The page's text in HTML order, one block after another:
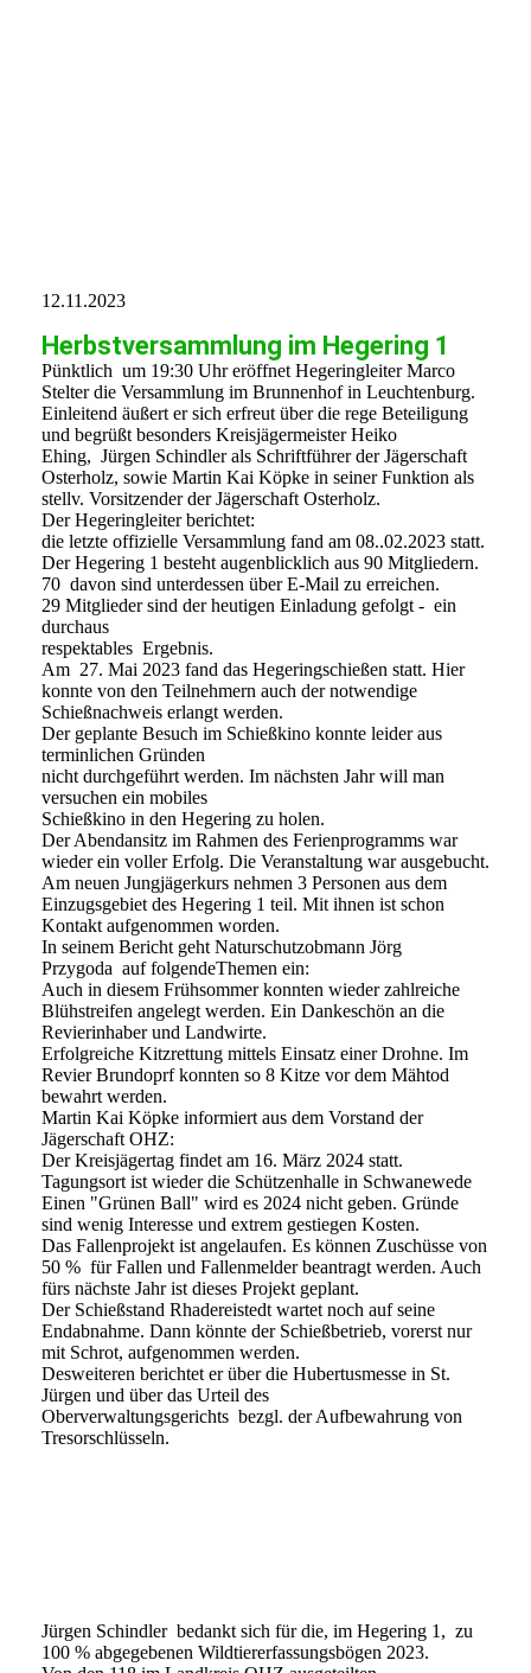
12.11.2023
Herbstversammlung im Hegering 1
Pünktlich um 19:30 Uhr eröffnet Hegeringleiter Marco
Stelter die Versammlung im Brunnenhof in Leuchtenburg.
Einleitend äußert er sich erfreut über die rege Beteiligung
und begrüßt besonders Kreisjägermeister Heiko
Ehing, Jürgen Schindler als Schriftführer der Jägerschaft
Osterholz, sowie Martin Kai Köpke in seiner Funktion als
stellv. Vorsitzender der Jägerschaft Osterholz.
Der Hegeringleiter berichtet:
die letzte offizielle Versammlung fand am 08..02.2023 statt.
Der Hegering 1 besteht augenblicklich aus 90 Mitgliedern.
70 davon sind unterdessen über E-Mail zu erreichen.
29 Mitglieder sind der heutigen Einladung gefolgt - ein
durchaus
respektables Ergebnis.
Am 27. Mai 2023 fand das Hegeringschießen statt. Hier
konnte von den Teilnehmern auch der notwendige
Schießnachweis erlangt werden.
Der geplante Besuch im Schießkino konnte leider aus
terminlichen Gründen
nicht durchgeführt werden. Im nächsten Jahr will man
versuchen ein mobiles
Schießkino in den Hegering zu holen.
Der Abendansitz im Rahmen des Ferienprogramms war
wieder ein voller Erfolg. Die Veranstaltung war ausgebucht.
Am neuen Jungjägerkurs nehmen 3 Personen aus dem
Einzugsgebiet des Hegering 1 teil. Mit ihnen ist schon
Kontakt aufgenommen worden.
In seinem Bericht geht Naturschutzobmann Jörg
Przygoda auf folgendeThemen ein:
Auch in diesem Frühsommer konnten wieder zahlreiche
Blühstreifen angelegt werden. Ein Dankeschön an die
Revierinhaber und Landwirte.
Erfolgreiche Kitzrettung mittels Einsatz einer Drohne. Im
Revier Brundoprf konnten so 8 Kitze vor dem Mähtod
bewahrt werden.
Martin Kai Köpke informiert aus dem Vorstand der
Jägerschaft OHZ:
Der Kreisjägertag findet am 16. März 2024 statt.
Tagungsort ist wieder die Schützenhalle in Schwanewede
Einen "Grünen Ball" wird es 2024 nicht geben. Gründe
sind wenig Interesse und extrem gestiegen Kosten.
Das Fallenprojekt ist angelaufen. Es können Zuschüsse von
50 % für Fallen und Fallenmelder beantragt werden. Auch
fürs nächste Jahr ist dieses Projekt geplant.
Der Schießstand Rhadereistedt wartet noch auf seine
Endabnahme. Dann könnte der Schießbetrieb, vorerst nur
mit Schrot, aufgenommen werden.
Desweiteren berichtet er über die Hubertusmesse in St.
Jürgen und über das Urteil des
Oberverwaltungsgerichts bezgl. der Aufbewahrung von
Tresorschlüsseln.
Jürgen Schindler bedankt sich für die, im Hegering 1, zu
100 % abgegebenen Wildtiererfassungsbögen 2023.